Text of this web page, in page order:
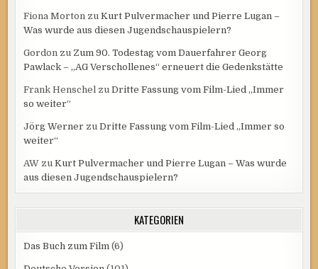
Fiona Morton zuKurt Pulvermacher und Pierre Lugan –
Was wurde aus diesen Jugendschauspielern?
Gordon zu Zum 90. Todestag vom Dauerfahrer Georg
Pawlack – „AG Verschollenes“ erneuert die Gedenkstätte
Frank Henschel zuDritte Fassung vom Film-Lied „Immer
so weiter“
Jörg Werner zuDritte Fassung vom Film-Lied „Immer so
weiter“
AW zuKurt Pulvermacher und Pierre Lugan – Was wurde
aus diesen Jugendschauspielern?
KATEGORIEN
Das Buch zum Film (6)